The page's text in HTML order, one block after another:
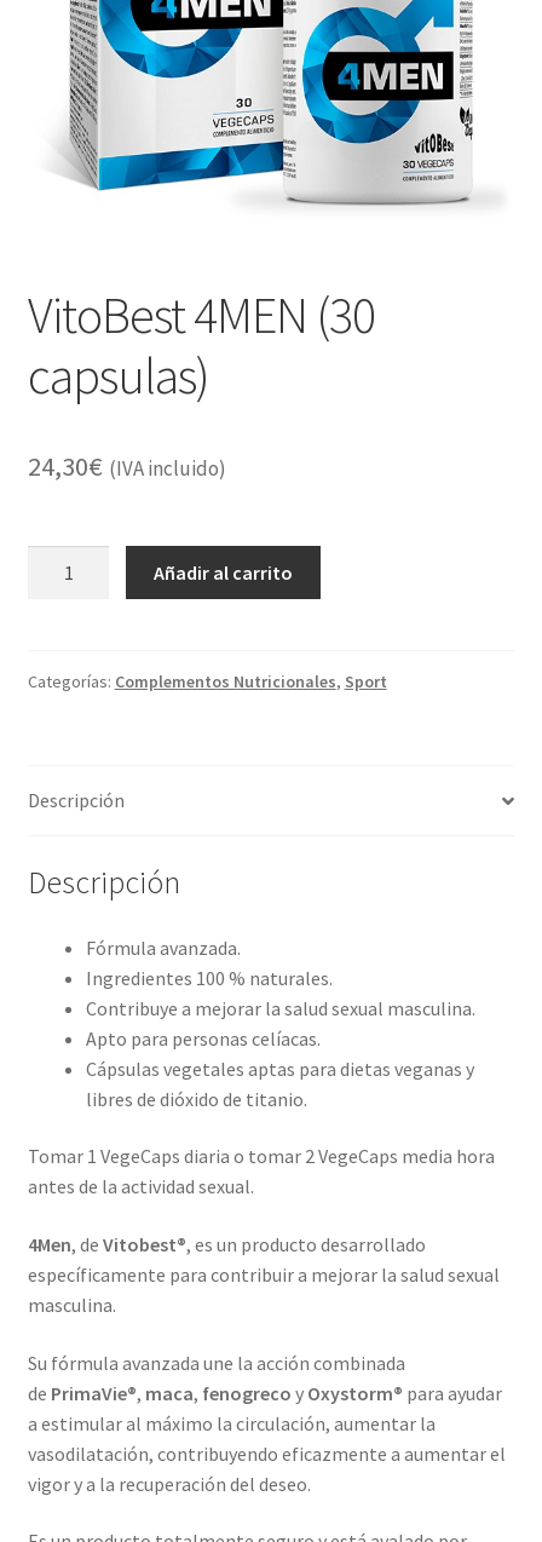
Alimentación
Libros
Apiterapia y productos de la colmena
Comida Mascotas sin Cereales
Orgonitas
VitoBest 4MEN (30
capsulas)
24,30€ (IVA incluido)
cantidad
Añadir al carrito
Categorías: Complementos Nutricionales, Sport
Descripción
Descripción
Fórmula avanzada.
Ingredientes 100 % naturales.
Contribuye a mejorar la salud sexual masculina.
Apto para personas celíacas.
Cápsulas vegetales aptas para dietas veganas y
libres de dióxido de titanio.
Tomar 1 VegeCaps diaria o tomar 2 VegeCaps media hora
antes de la actividad sexual.
4Men, de Vitobest®, es un producto desarrollado
específicamente para contribuir a mejorar la salud sexual
masculina.
Su fórmula avanzada une la acción combinada
de PrimaVie®, maca, fenogreco y Oxystorm® para ayudar
a estimular al máximo la circulación, aumentar la
vasodilatación, contribuyendo eficazmente a aumentar el
vigor y a la recuperación del deseo.